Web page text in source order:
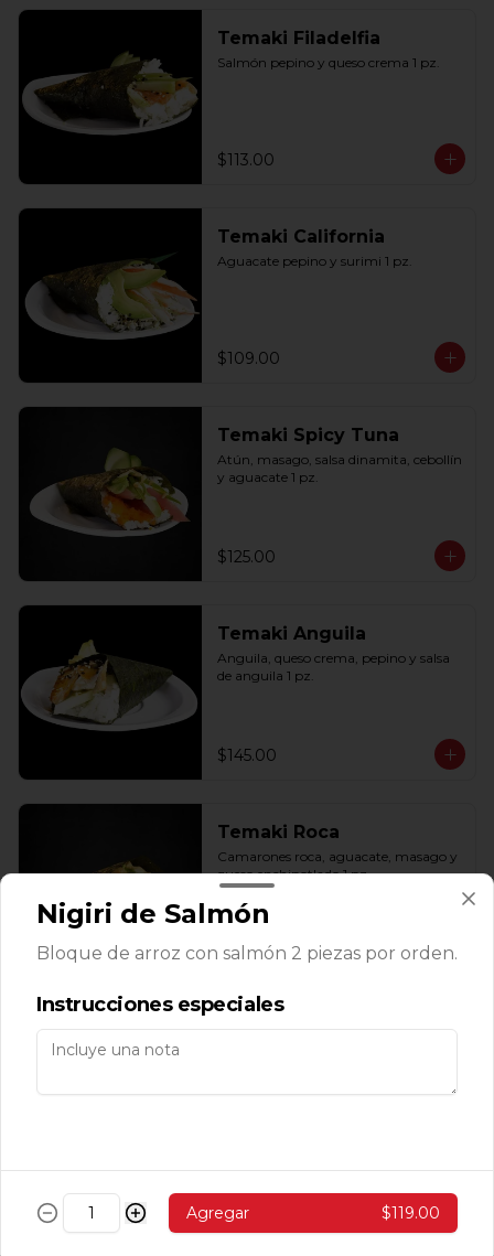
Temaki Filadelfia
Salmón pepino y queso crema 1 pz.
$113.00
Temaki California
Aguacate pepino y surimi 1 pz.
$109.00
Temaki Spicy Tuna
Atún, masago, salsa dinamita, cebollín
y aguacate 1 pz.
$125.00
Temaki Anguila
Anguila, queso crema, pepino y salsa
de anguila 1 pz.
$145.00
Temaki Roca
Camarones roca, aguacate, masago y
queso enchipotlado 1 pz.
$143.00
Makis
Avocado Cucumber Roll
$139.00
Nigiri de Salmón
Bloque de arroz con salmón 2 piezas por orden.
Instrucciones especiales
Agregar $119.00